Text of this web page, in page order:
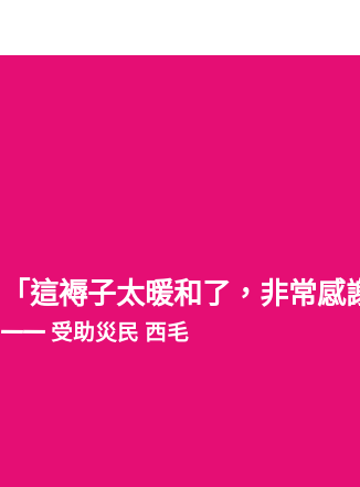
「這褥子太暖和了，非常感
—— 受助災民 西毛